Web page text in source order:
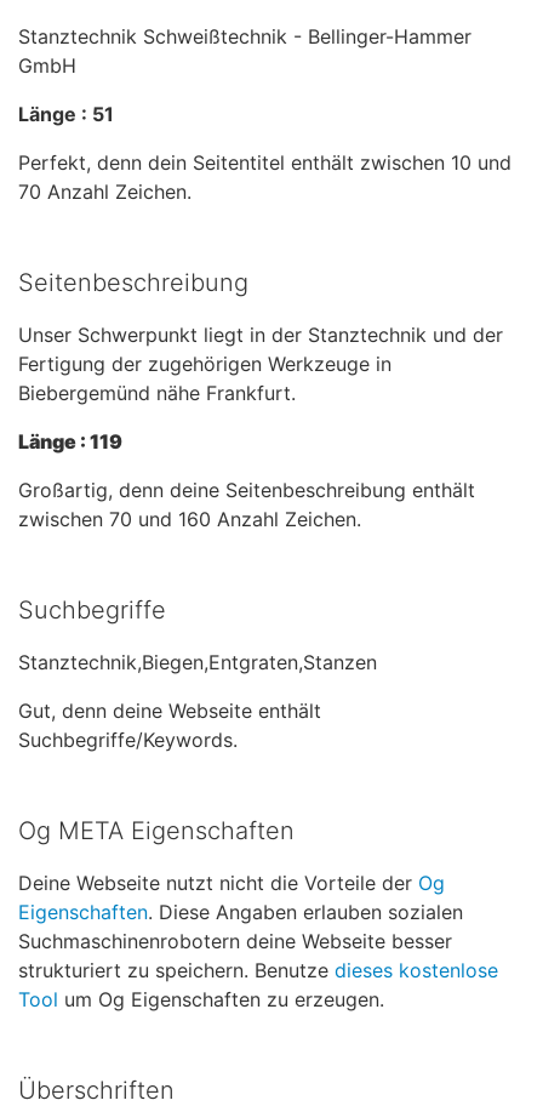
Stanztechnik Schweißtechnik - Bellinger-Hammer
GmbH
Länge : 51
Perfekt, denn dein Seitentitel enthält zwischen 10 und
70 Anzahl Zeichen.
Seitenbeschreibung
Unser Schwerpunkt liegt in der Stanztechnik und der
Fertigung der zugehörigen Werkzeuge in
Biebergemünd nähe Frankfurt.
Länge : 119
Großartig, denn deine Seitenbeschreibung enthält
zwischen 70 und 160 Anzahl Zeichen.
Suchbegriffe
Stanztechnik,Biegen,Entgraten,Stanzen
Gut, denn deine Webseite enthält
Suchbegriffe/Keywords.
Og META Eigenschaften
Deine Webseite nutzt nicht die Vorteile der Og
Eigenschaften. Diese Angaben erlauben sozialen
Suchmaschinenrobotern deine Webseite besser
strukturiert zu speichern. Benutze dieses kostenlose
Tool um Og Eigenschaften zu erzeugen.
Überschriften